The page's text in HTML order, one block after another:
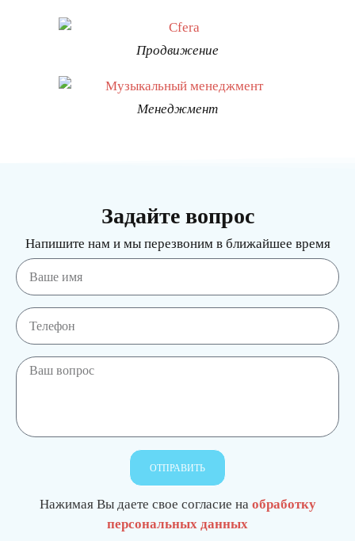
Продвижение
Менеджмент
Задайте вопрос
Напишите нам и мы перезвоним в ближайшее время
ОТПРАВИТЬ
Нажимая Вы даете свое согласие на обработку
персональных данных